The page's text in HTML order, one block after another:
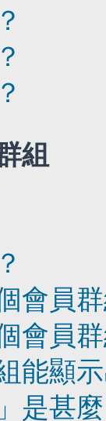
組
會員
會員
能顯
是甚